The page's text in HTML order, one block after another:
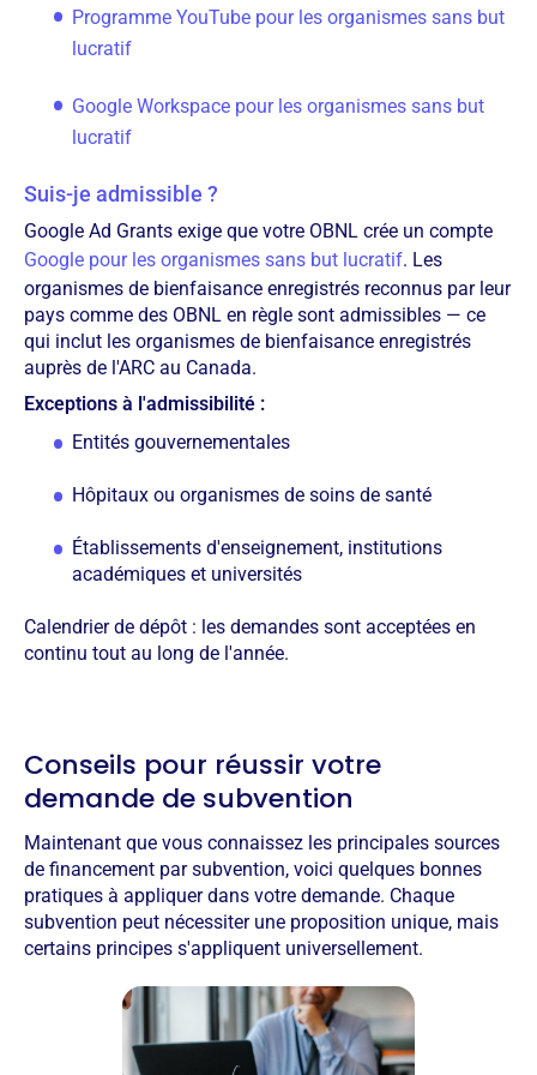
Programme YouTube pour les organismes sans but
lucratif
Google Workspace pour les organismes sans but
lucratif
Suis-je admissible ?
Google Ad Grants exige que votre OBNL crée un compte
Google pour les organismes sans but lucratif. Les
organismes de bienfaisance enregistrés reconnus par leur
pays comme des OBNL en règle sont admissibles — ce
qui inclut les organismes de bienfaisance enregistrés
auprès de l'ARC au Canada.
Exceptions à l'admissibilité :
Entités gouvernementales
Hôpitaux ou organismes de soins de santé
Établissements d'enseignement, institutions
académiques et universités
Calendrier de dépôt : les demandes sont acceptées en
continu tout au long de l'année.
Conseils pour réussir votre
demande de subvention
Maintenant que vous connaissez les principales sources
de financement par subvention, voici quelques bonnes
pratiques à appliquer dans votre demande. Chaque
subvention peut nécessiter une proposition unique, mais
certains principes s'appliquent universellement.